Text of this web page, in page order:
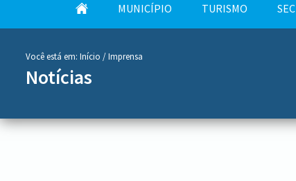
Tela
MUNICÍPIO TURISMO
Você está em: Início / Imprensa
Notícias